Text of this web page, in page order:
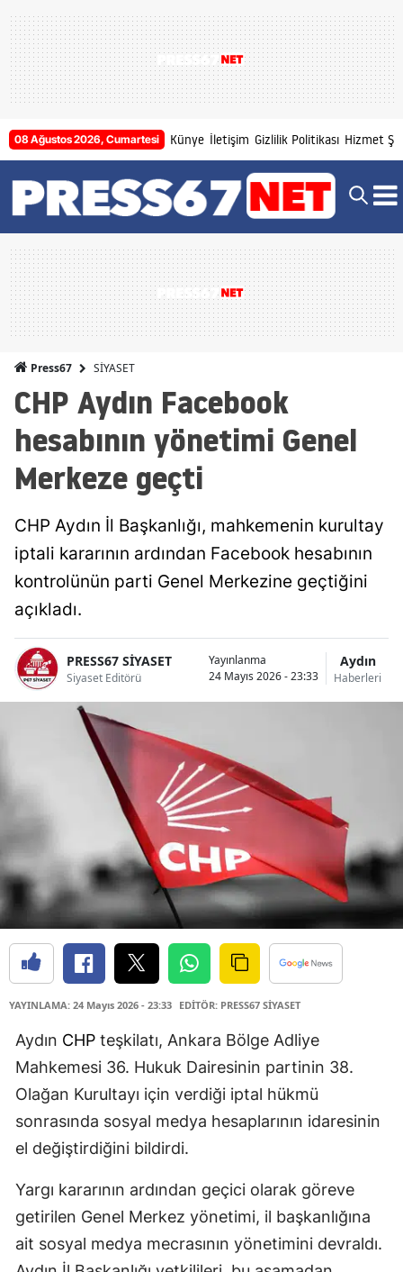
08 Ağustos 2026, Cumartesi Künye İletişim Gizlilik Politikası Hizmet
Press67 SİYASET
CHP Aydın Facebook
hesabının yönetimi Genel
Merkeze geçti
CHP Aydın İl Başkanlığı, mahkemenin kurultay
iptali kararının ardından Facebook hesabının
kontrolünün parti Genel Merkezine geçtiğini
açıkladı.
PRESS67 SİYASET
Siyaset Editörü
Yayınlanma
24 Mayıs 2026 - 23:33
Aydın
Haberleri
YAYINLAMA: 24 Mayıs 2026 - 23:33 EDİTÖR: PRESS67 SİYASET
Aydın CHP teşkilatı, Ankara Bölge Adliye
Mahkemesi 36. Hukuk Dairesinin partinin 38.
Olağan Kurultayı için verdiği iptal hükmü
sonrasında sosyal medya hesaplarının idaresinin
el değiştirdiğini bildirdi.
Yargı kararının ardından geçici olarak göreve
getirilen Genel Merkez yönetimi, il başkanlığına
ait sosyal medya mecrasının yönetimini devraldı.